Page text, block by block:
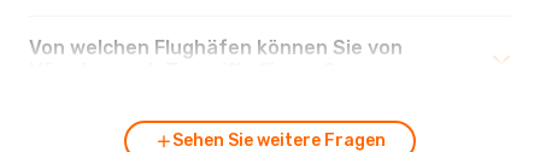
Von welchen Flughäfen können Sie von
Sehen Sie weitere Fragen